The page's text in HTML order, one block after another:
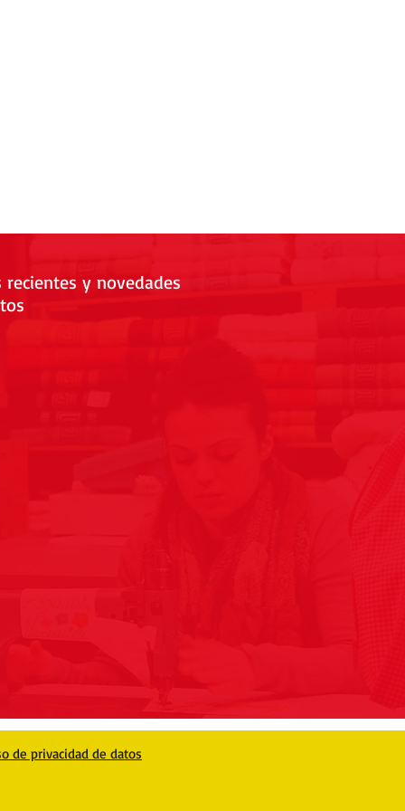
y novedades
de privacidad de datos